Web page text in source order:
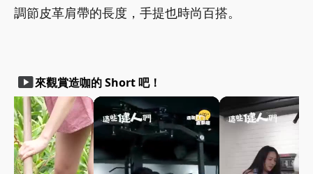
調節皮革肩帶的長度，手提也時尚百搭。
smart_display來觀賞造咖的 Short 吧！